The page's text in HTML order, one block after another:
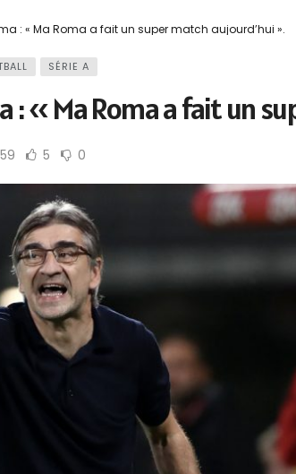
: « Ma Roma a fait un super match aujourd’hui ».
SÉRIE A
: « Ma Roma a fait un
5 0